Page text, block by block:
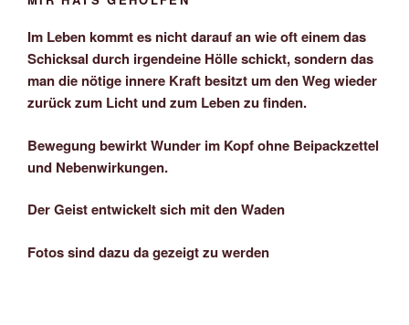
Im Leben kommt es nicht darauf an wie oft einem das
Schicksal durch irgendeine Hölle schickt, sondern das
man die nötige innere Kraft besitzt um den Weg wieder
zurück zum Licht und zum Leben zu finden.
Bewegung bewirkt Wunder im Kopf ohne Beipackzettel
und Nebenwirkungen.
Der Geist entwickelt sich mit den Waden
Fotos sind dazu da gezeigt zu werden